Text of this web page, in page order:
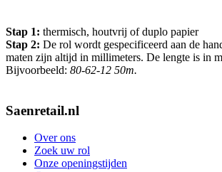
Stap 1: thermisch, houtvrij of duplo papier
Stap 2: De rol wordt gespecificeerd aan de
maten zijn altijd in millimeters. De lengte is in
Bijvoorbeeld: 80-62-12 50m.
Saenretail.nl
Over ons
Zoek uw rol
Onze openingstijden